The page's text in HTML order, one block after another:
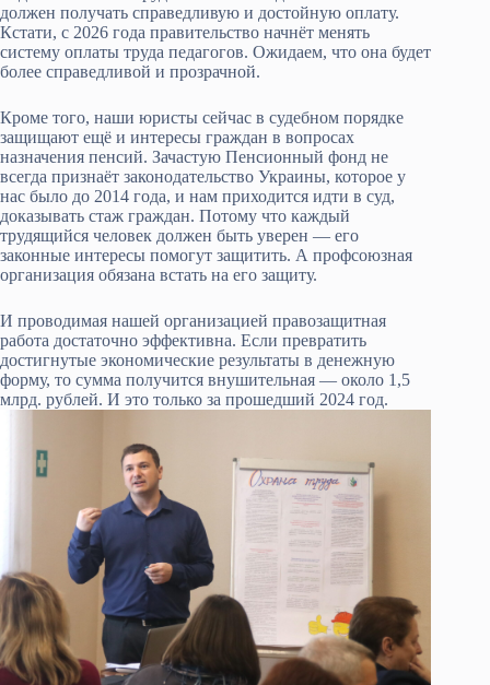
должен получать справедливую и достойную оплату.
Кстати, с 2026 года правительство начнёт менять
систему оплаты труда педагогов. Ожидаем, что она будет
более справедливой и прозрачной.
Кроме того, наши юристы сейчас в судебном порядке
защищают ещё и интересы граждан в вопросах
назначения пенсий. Зачастую Пенсионный фонд не
всегда признаёт законодательство Украины, которое у
нас было до 2014 года, и нам приходится идти в суд,
доказывать стаж граждан. Потому что каждый
трудящийся человек должен быть уверен — его
законные интересы помогут защитить. А профсоюзная
организация обязана встать на его защиту.
И проводимая нашей организацией правозащитная
работа достаточно эффективна. Если превратить
достигнутые экономические результаты в денежную
форму, то сумма получится внушительная — около 1,5
млрд. рублей. И это только за прошедший 2024 год.